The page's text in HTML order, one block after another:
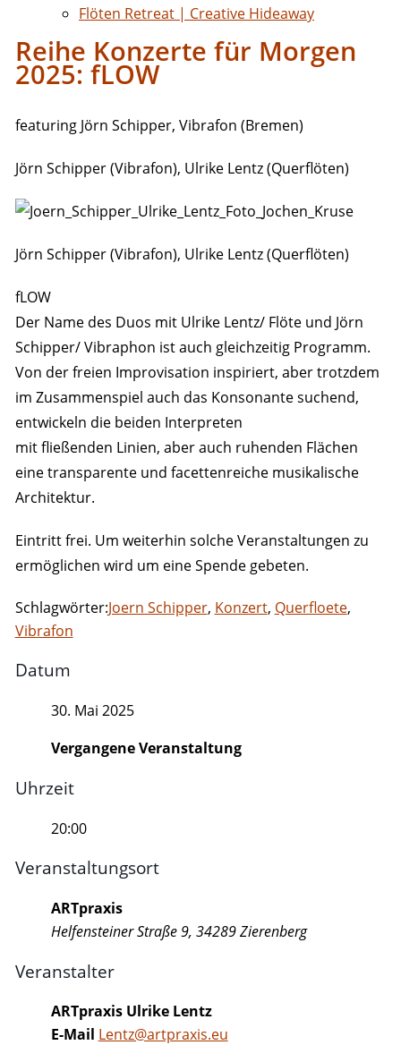
Flöten Retreat | Creative Hideaway
Reihe Konzerte für Morgen
2025: fLOW
featuring Jörn Schipper, Vibrafon (Bremen)
Jörn Schipper (Vibrafon), Ulrike Lentz (Querflöten)
Jörn Schipper (Vibrafon), Ulrike Lentz (Querflöten)
fLOW
Der Name des Duos mit Ulrike Lentz/ Flöte und Jörn
Schipper/ Vibraphon ist auch gleichzeitig Programm.
Von der freien Improvisation inspiriert, aber trotzdem
im Zusammenspiel auch das Konsonante suchend,
entwickeln die beiden Interpreten
mit fließenden Linien, aber auch ruhenden Flächen
eine transparente und facettenreiche musikalische
Architektur.
Eintritt frei. Um weiterhin solche Veranstaltungen zu
ermöglichen wird um eine Spende gebeten.
Schlagwörter:Joern Schipper, Konzert, Querfloete,
Vibrafon
Datum
30. Mai 2025
Vergangene Veranstaltung
Uhrzeit
20:00
Veranstaltungsort
ARTpraxis
Helfensteiner Straße 9, 34289 Zierenberg
Veranstalter
ARTpraxis Ulrike Lentz
E-Mail Lentz@artpraxis.eu